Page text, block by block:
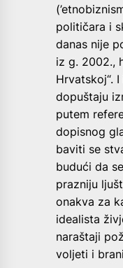
političara i
danas nije
iz g. 2002.,
Hrvatskoj“.
dopuštaju
putem
dopisnog
baviti se
budući da
prazniju
onakva za
idealista
naraštaji
voljeti i